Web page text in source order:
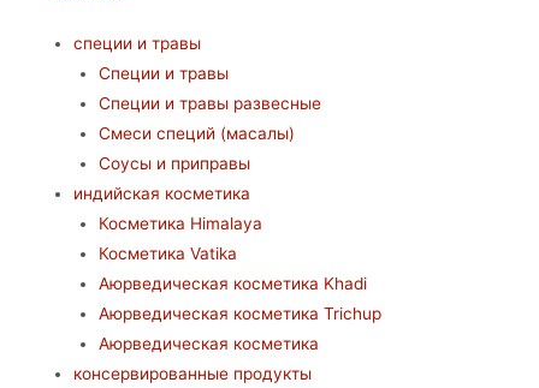
специи и травы
Специи и травы
Специи и травы развесные
Смеси специй (масалы)
Соусы и приправы
индийская косметика
Косметика Himalaya
Косметика Vatika
Аюрведическая коcметика Khadi
Аюрведическая коcметика Trichup
Аюрведическая косметика
консервированные продукты